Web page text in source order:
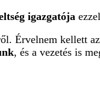
igazgatója
Érvelnem kellett
, és a vezetés is